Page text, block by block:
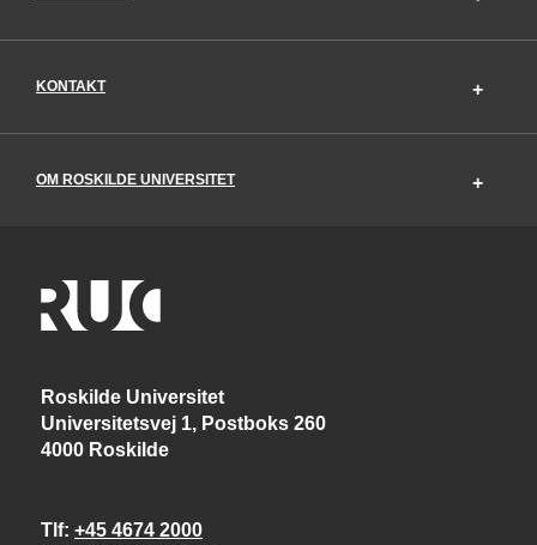
KONTAKT
OM ROSKILDE UNIVERSITET
Roskilde Universitet
Universitetsvej 1, Postboks 260
4000 Roskilde
Tlf +45 4674 2000